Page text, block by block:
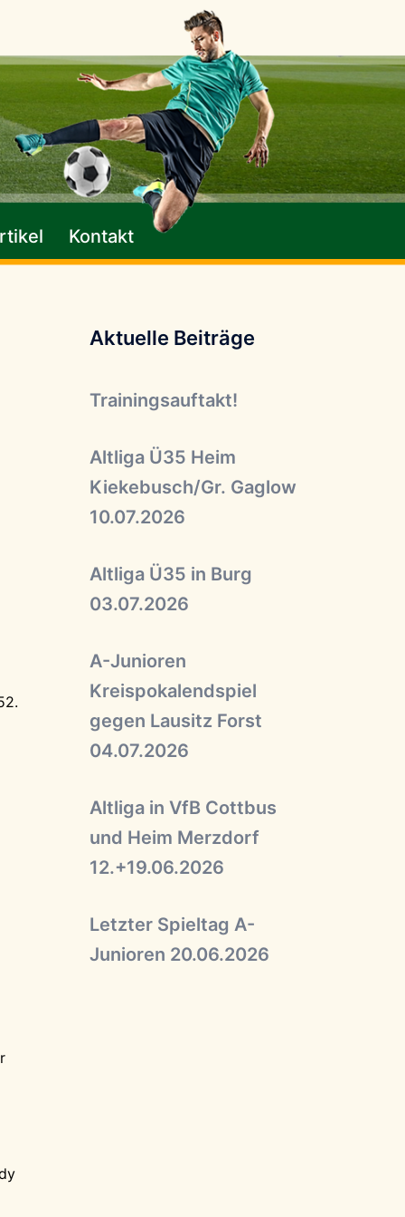
Kontakt
Aktuelle Beiträge
Trainingsauftakt!
Altliga Ü35 Heim
Kiekebusch/Gr. Gaglow
10.07.2026
Altliga Ü35 in Burg
03.07.2026
A-Junioren
Kreispokalendspiel
gegen Lausitz Forst
04.07.2026
Altliga in VfB Cottbus
und Heim Merzdorf
12.+19.06.2026
Letzter Spieltag A-
Junioren 20.06.2026